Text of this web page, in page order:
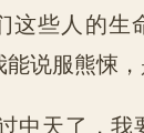
这些人的生
说服熊悚
中天了，我